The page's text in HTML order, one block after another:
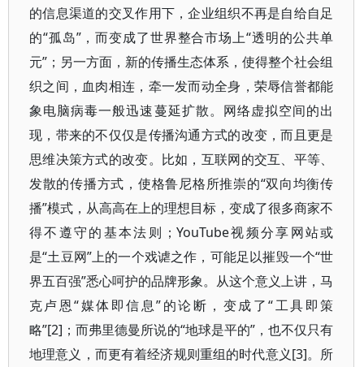
的信息渠道的交叉作用下，企业组织不再是自给自足
的“孤岛”，而变成了世界整合市场上“透明的公共单
元”；另一方面，新的传播生态体系，使得整个社会组
织之间，血肉相连，牵一发而动全身，荣辱信誉都能
象电脑病毒一般迅速蔓延扩散。网络虚拟空间的出
现，带来的不仅仅是传播沟通方式的改变，而且更是
思维决策方式的改变。比如，互联网的交互、平等、
发散的传播方式，使格鲁尼格所推崇的“双向均衡传
播”模式，从高高在上的理想目标，变成了很多商家不
得不遵守的基本法则；YouTube视频分享网站或
是“土豆网”上的一个戏谑之作，可能足以摧毁一个“世
界五百强”悉心呵护的品牌形象。从这个意义上讲，马
克卢恩“媒体即信息”的论断，变成了“工具即策
略”[2]；而弗里德曼所说的“地球是平的”，也不仅只有
地理意义，而更有着经济规则重组的时代意义[3]。所